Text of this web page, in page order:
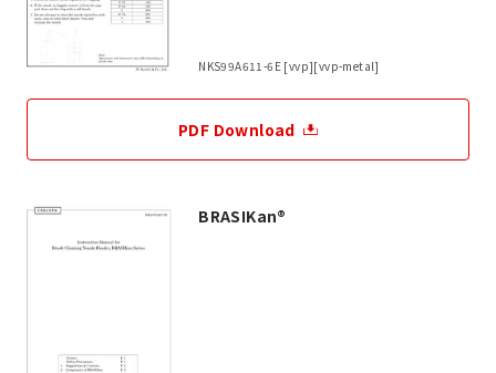
NKS99A611-6E [vvp][vvp-metal]
PDF Download
BRASIKan®